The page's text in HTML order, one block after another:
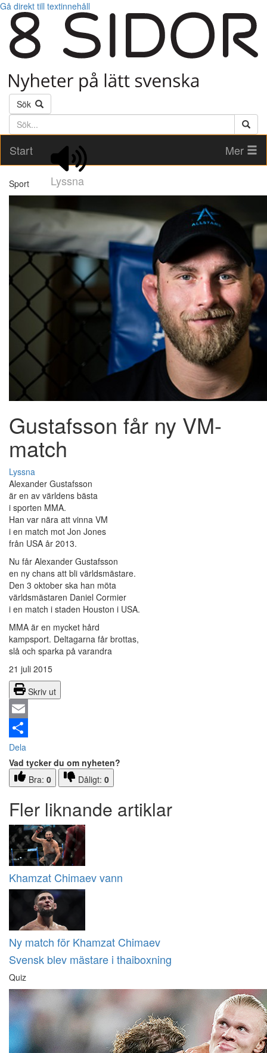
Gå direkt till textinnehåll
Sök
Söktext
Start
Lyssna
Mer
Sport
Gustafsson får ny VM-
match
Lyssna
Alexander Gustafsson
är en av världens bästa
i sporten MMA.
Han var nära att vinna VM
i en match mot Jon Jones
från USA år 2013.
Nu får Alexander Gustafsson
en ny chans att bli världsmästare.
Den 3 oktober ska han möta
världsmästaren Daniel Cormier
i en match i staden Houston i USA.
MMA är en mycket hård
kampsport. Deltagarna får brottas,
slå och sparka på varandra
21 juli 2015
Skriv ut
Email
Dela
Vad tycker du om nyheten?
Bra: 0 Dåligt: 0
Fler liknande artiklar
Khamzat Chimaev vann
Ny match för Khamzat Chimaev
Svensk blev mästare i thaiboxning
Quiz